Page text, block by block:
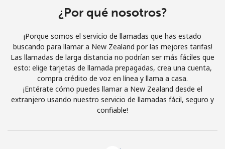
Iniciar Sesión
o
Continuar con
¿Por qué nosotros?
¡Porque somos el servicio de llamadas que has estado
buscando para llamar a New Zealand por las mejores tarifas!
Las llamadas de larga distancia no podrían ser más fáciles que
esto: elige tarjetas de llamada prepagadas, crea una cuenta,
compra crédito de voz en línea y llama a casa.
¡Entérate cómo puedes llamar a New Zealand desde el
extranjero usando nuestro servicio de llamadas fácil, seguro y
confiable!